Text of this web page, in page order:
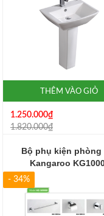
THÊM VÀO GIỎ
1.250.000₫
1.820.000₫
Bộ phụ kiện phòng
Kangaroo
- 34%